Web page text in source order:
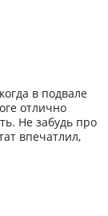
в подвале
отлично
Не забудь про
впечатлил,